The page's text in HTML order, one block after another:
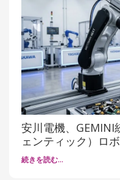
安川電機、GEMINI
ェンティック）ロ
続きを読む…